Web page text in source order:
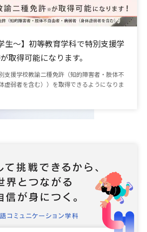
生〜】初等教育学科で特別支援学
取得可能になります。
支援学校教諭二種免許（知的障害者・肢体不
虚弱者を含む））を取得できるようになりま